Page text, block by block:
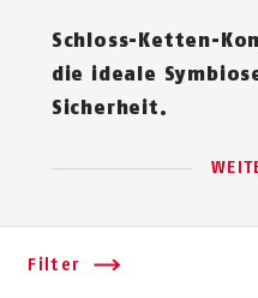
Schloss-Ket­ten-
die ideale
Sicherheit.
Filter